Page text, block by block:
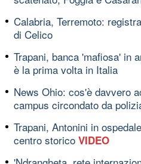
Calabria, Terremoto:
di Celico
Trapani, banca 'mafiosa' in
è la prima volta in Italia
News Ohio: cos'è davvero
campus circondato da
Trapani, Antonini in
centro storico VIDEO